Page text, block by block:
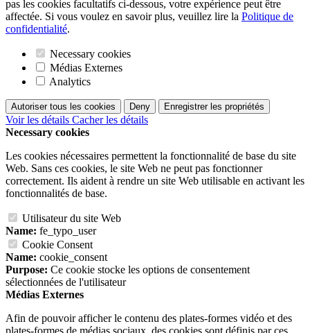
pas les cookies facultatifs ci-dessous, votre expérience peut être
affectée. Si vous voulez en savoir plus, veuillez lire la Politique de
confidentialité.
Necessary cookies
Médias Externes
Analytics
Autoriser tous les cookies Deny Enregistrer les propriétés
Voir les détails Cacher les détails
Necessary cookies
Les cookies nécessaires permettent la fonctionnalité de base du site
Web. Sans ces cookies, le site Web ne peut pas fonctionner
correctement. Ils aident à rendre un site Web utilisable en activant les
fonctionnalités de base.
Utilisateur du site Web
Name: fe_typo_user
Cookie Consent
Name: cookie_consent
Purpose: Ce cookie stocke les options de consentement
sélectionnées de l'utilisateur
Médias Externes
Afin de pouvoir afficher le contenu des plates-formes vidéo et des
plates-formes de médias sociaux, des cookies sont définis par ces